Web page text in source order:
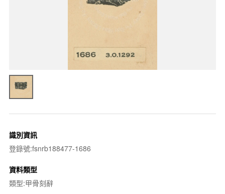
識別資訊
登錄號:fsnrb188477-1686
資料類型
類型:甲骨刻辭